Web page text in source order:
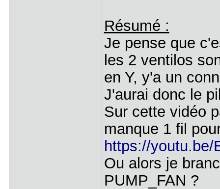
Résumé :
Je pense que
les 2 ventilos
en Y, y'a un
J'aurai donc le
Sur cette vidéo
manque 1 fil
https://youtu.be/
Ou alors je
PUMP_FAN ?